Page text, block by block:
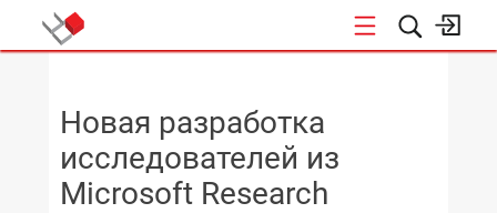
Новая разработка
исследователей из
Microsoft Research